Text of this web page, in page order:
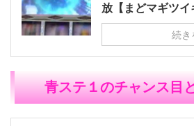
放【まどマギツイ
続き
青ステ１のチャンス目